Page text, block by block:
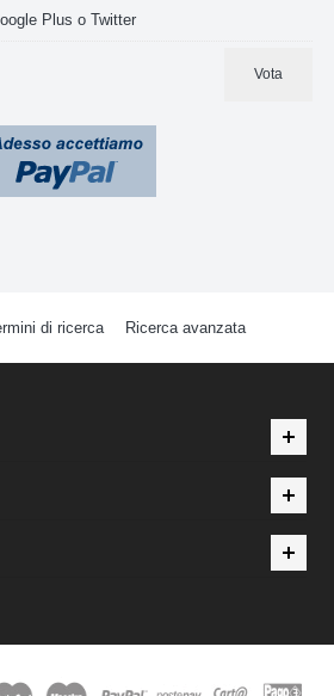
Plus o Twitter
Vota
di ricerca Ricerca avanzata